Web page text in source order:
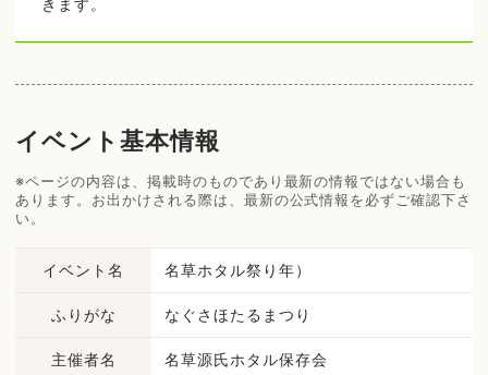
きます。
イベント基本情報
※ページの内容は、掲載時のものであり最新の情報ではない場合も
あります。お出かけされる際は、最新の公式情報を必ずご確認下さ
い。
イベント名 名草ホタル祭り年）
ふりがな なぐさほたるまつり
主催者名 名草源氏ホタル保存会